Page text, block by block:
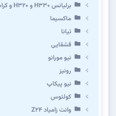
برلیانس H330 و H320 و کراس
ماکسیما
تیانا
قشقایی
نیو مورانو
رونیز
نیو پیکاپ
كولئوس
وانت زامیاد Z24